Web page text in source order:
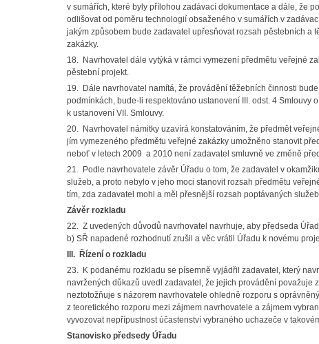
v sumářích, které byly přílohou zadávací dokumentace a dále, že
odlišovat od poměru technologií obsaženého v sumářích v
jakým způsobem bude zadavatel upřesňovat rozsah pěstebních
zakázky.
18. Navrhovatel dále vytýká v rámci vymezení předmětu veřejné
pěstební projekt.
19. Dále navrhovatel namítá, že provádění těžebních činnosti
podmínkách, bude-li respektováno ustanovení III. odst. 4 Smlouvy
k ustanovení VII. Smlouvy.
20. Navrhovatel námitky uzavírá konstatováním, že předmět
jím vymezeného předmětu veřejné zakázky umožněno stanovit
neboť v letech 2009 a 2010 není zadavatel smluvně ve změně
21. Podle navrhovatele závěr Úřadu o tom, že zadavatel v
služeb, a proto nebylo v jeho moci stanovit rozsah předmětu
tím, zda zadavatel mohl a měl přesnější rozsah poptávaných
Závěr rozkladu
22. Z uvedených důvodů navrhovatel navrhuje, aby předseda
b) SŘ napadené rozhodnutí zrušil a věc vrátil Úřadu k novému
III. Řízení o rozkladu
23. K podanému rozkladu se písemně vyjádřil zadavatel, který
navržených důkazů uvedl zadavatel, že jejich provádění považuje
neztotožňuje s názorem navrhovatele ohledně rozporu s
z teoretického rozporu mezi zájmem navrhovatele a zájmem
vyvozovat nepřípustnost účastenství vybraného uchazeče v
Stanovisko předsedy Úřadu